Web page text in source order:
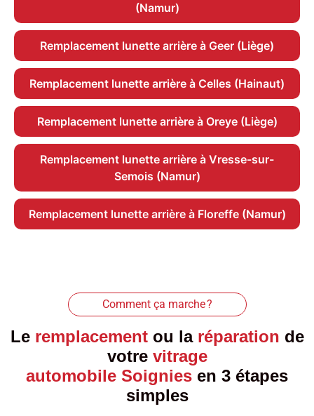
(Namur)
Remplacement lunette arrière à Geer (Liège)
Remplacement lunette arrière à Celles (Hainaut)
Remplacement lunette arrière à Oreye (Liège)
Remplacement lunette arrière à Vresse-sur-
Semois (Namur)
Remplacement lunette arrière à Floreffe (Namur)
Comment ça marche ?
Le remplacementou la réparation de
votre vitrage
automobile Soignies en 3 étapes
simples